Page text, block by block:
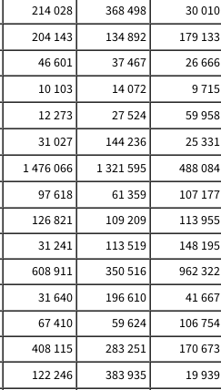
214 028 368 498 30 010
204 143 134 892 179 133
46 601 37 467 26 666
10 103 14 072 9 715
12 273 27 524 59 958
31 027 144 236 25 331
1 476 066 1 321 595 488 084
97 618 61 359 107 177
126 821 109 209 113 955
31 241 113 519 148 195
608 911 350 516 962 322
31 640 196 610 41 667
67 410 59 624 106 754
408 115 283 251 170 673
122 246 383 935 19 939